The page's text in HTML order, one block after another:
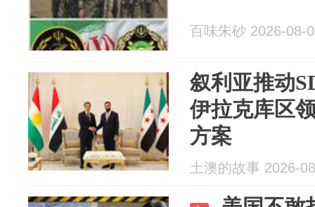
百味朱砂 2026-08-
叙利亚推动
伊拉克库区
方案
土澳的故事 2026-